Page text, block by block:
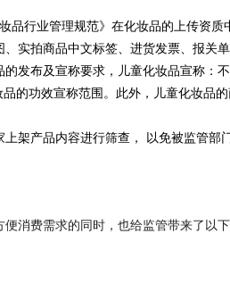
品行业管理规范》在化妆品的上传资质
实拍商品中文标签、进货发票、报关
的发布及宣称要求 ，儿童化妆品宣称：
的功效宣称范围。此外，儿童化妆品
上架产品内容进行筛查， 以免被监管部
便消费需求的同时，也给监管带来了以